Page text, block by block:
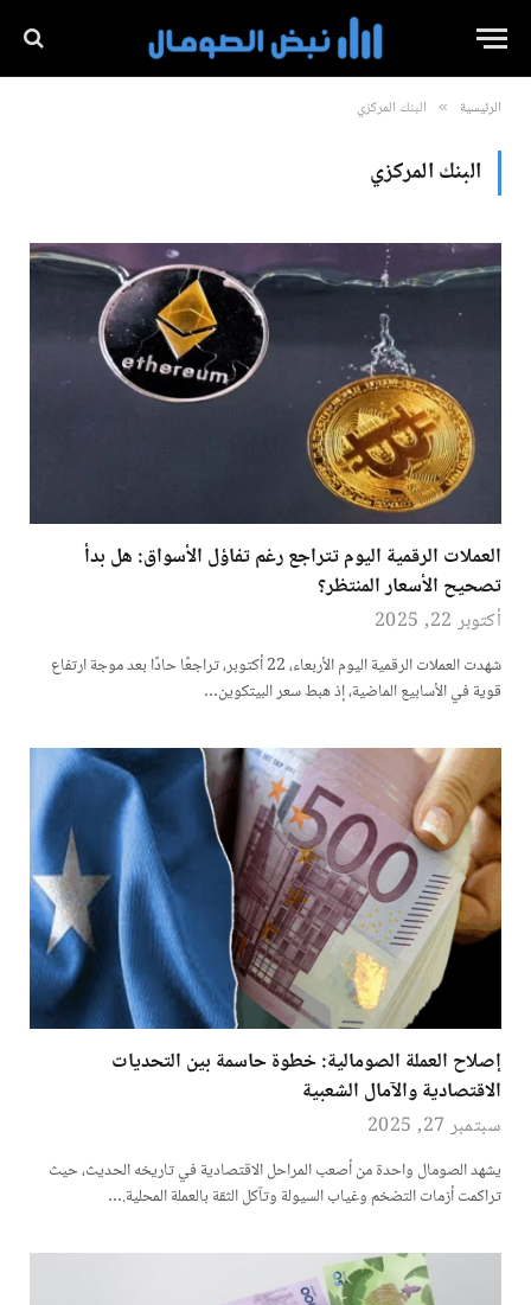
الرئيسية » البنك المركزي
البنك المركزي
العملات الرقمية اليوم تتراجع رغم تفاؤل الأسواق: هل بدأ
تصحيح الأسعار المنتظر؟
أكتوبر 22, 2025
شهدت العملات الرقمية اليوم الأربعاء، 22 أكتوبر، تراجعًا حادًا بعد موجة ارتفاع
قوية في الأسابيع الماضية، إذ هبط سعر البيتكوين…
إصلاح العملة الصومالية: خطوة حاسمة بين التحديات
الاقتصادية والآمال الشعبية
سبتمبر 27, 2025
يشهد الصومال واحدة من أصعب المراحل الاقتصادية في تاريخه الحديث، حيث
تراكمت أزمات التضخم وغياب السيولة وتآكل الثقة بالعملة المحلية.…